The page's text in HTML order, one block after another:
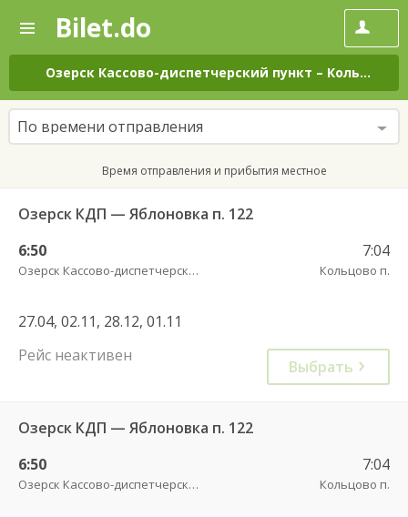
—
Поиск
и
покупка
билетов
на
автобус
онлайн
Bilet.do
Озерск Кассово-диспетчерский пункт – Кольцово п.
По времени отправления
Время отправления и прибытия местное
Озерск КДП — Яблоновка п. 122
6:50
Озерск Кассово-диспетчерский пункт
7:04
Кольцово п.
27.04, 02.11, 28.12, 01.11
Рейс неактивен
Выбрать
Озерск КДП — Яблоновка п. 122
6:50
Озерск Кассово-диспетчерский пункт
7:04
Кольцово п.